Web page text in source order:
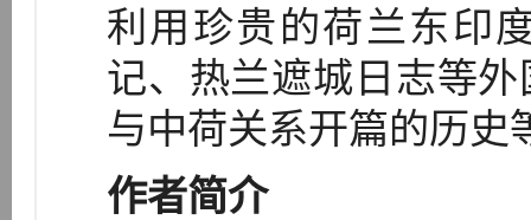
利用珍贵的荷兰东印
记、热兰遮城日志等
与中荷关系开篇的历史
作者简介